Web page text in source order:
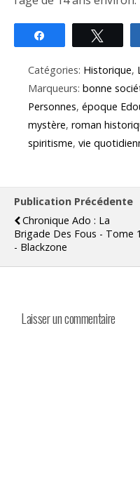
Catégories: Historique,
Marqueurs: bonne
Personnes, époque
mystère, roman
spiritisme, vie
Publication Précédente
Chronique Ado : La
Brigade Des Fous - Tome 1
- Blackzone
Laisser un commentaire